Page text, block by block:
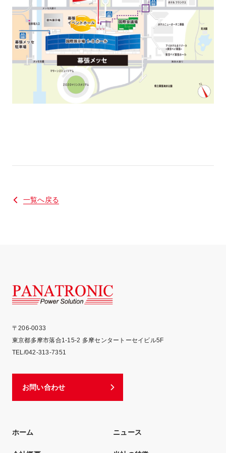
一覧へ戻る
〒206-0033
東京都多摩市落合1-15-2 多摩センタートーセイビル5F
TEL/042-313-7351
お問い合わせ
ホーム ニュース